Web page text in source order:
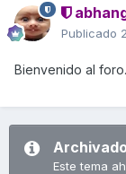
Publicado
Bienvenido al foro.
Este tema